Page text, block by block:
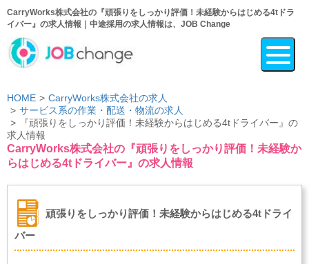
CarryWorks株式会社の『頑張りをしっかり評価！未経験からはじめる4tドラ
イバー』の求人情報｜中途採用の求人情報は、JOB Change
HOME
CarryWorks株式会社の求人
サービス系の作業・配送・物流の求人
『頑張りをしっかり評価！未経験からはじめる4tドライバー』の
求人情報
CarryWorks株式会社の『頑張りをしっかり評価！未経験か
らはじめる4tドライバー』の求人情報
頑張りをしっかり評価！未経験からはじめる4tドライ
バー